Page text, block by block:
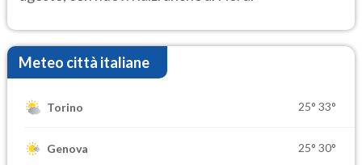
Meteo città italiane
Torino 25° 33°
Genova 25° 30°